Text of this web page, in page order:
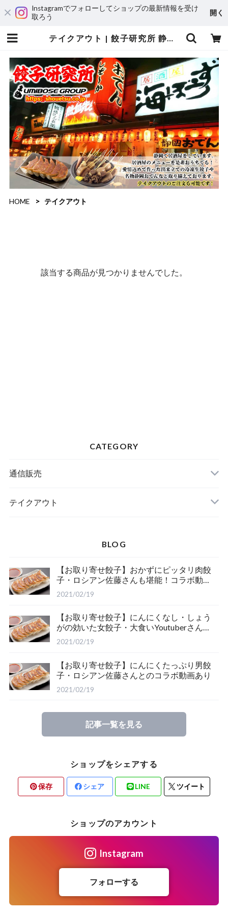
Instagramでフォローしてショップの最新情報を受け
取ろう
開く
テイクアウト | 餃子研究所 静岡の海ぼうずグループ【公式通販サイト】
HOME テイクアウト
該当する商品が見つかりませんでした。
CATEGORY
通信販売
冷凍餃子
テイクアウト
BLOG
【お取り寄せ餃子】おかずにピッタリ肉餃
子・ロシアン佐藤さんも堪能！コラボ動画
あり
2021/02/19
【お取り寄せ餃子】にんにくなし・しょう
がの効いた女餃子・大食いYoutuberさんと
のコラボ動画あり
2021/02/19
【お取り寄せ餃子】にんにくたっぷり男餃
子・ロシアン佐藤さんとのコラボ動画あり
2021/02/19
記事一覧を見る
ショップをシェアする
保存 シェア LINE ツイート
ショップのアカウント
Instagram
フォローする